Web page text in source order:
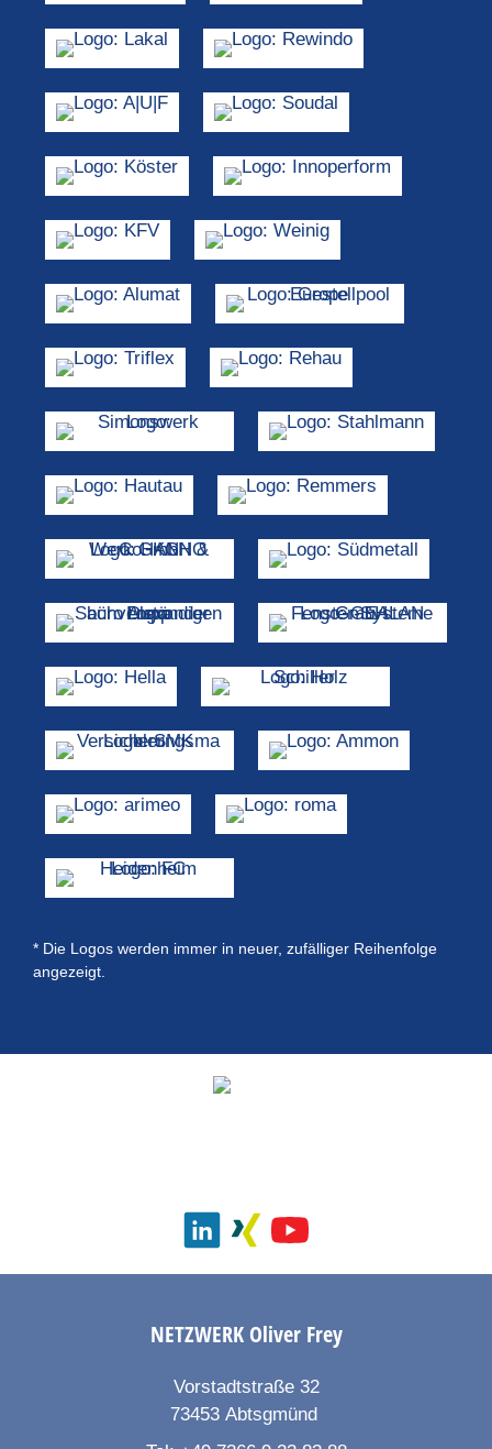
Die Logos werden immer in neuer, zufälliger Reihenfolge
angezeigt.
NETZWERKOliver Frey
Vorstadtstraße 32
73453 Abtsgmünd